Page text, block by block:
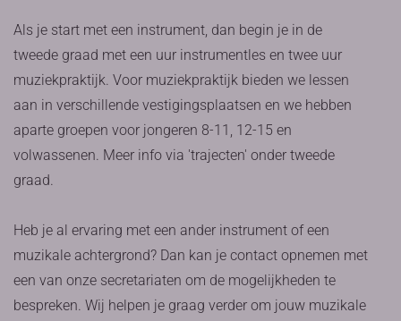
Als je start met een instrument, dan begin je in de
tweede graad met een uur instrumentles en twee uur
muziekpraktijk. Voor muziekpraktijk bieden we lessen
aan in verschillende vestigingsplaatsen en we hebben
aparte groepen voor jongeren 8-11, 12-15 en
volwassenen. Meer info via 'trajecten' onder tweede
graad.
Heb je al ervaring met een ander instrument of een
muzikale achtergrond? Dan kan je contact opnemen met
een van onze secretariaten om de mogelijkheden te
bespreken. Wij helpen je graag verder om jouw muzikale